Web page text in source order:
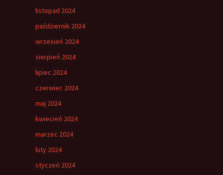
listopad 2024
październik 2024
wrzesień 2024
sierpień 2024
lipiec 2024
czerwiec 2024
maj 2024
kwiecień 2024
marzec 2024
luty 2024
styczeń 2024